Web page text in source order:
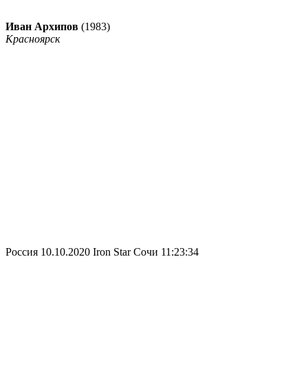
Иван Архипов (1983)
Красноярск
Россия 10.10.2020 Iron Star Сочи 11:23:34